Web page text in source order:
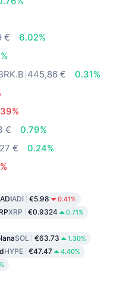
€
6.02%
445,86 €
0.31%
€
0.79%
€
0.24%
ADIADI €5.98 0.41%
XRP €0.9324 0.71%
SOL €63.73 1.30%
HYPE €47.47 4.40%